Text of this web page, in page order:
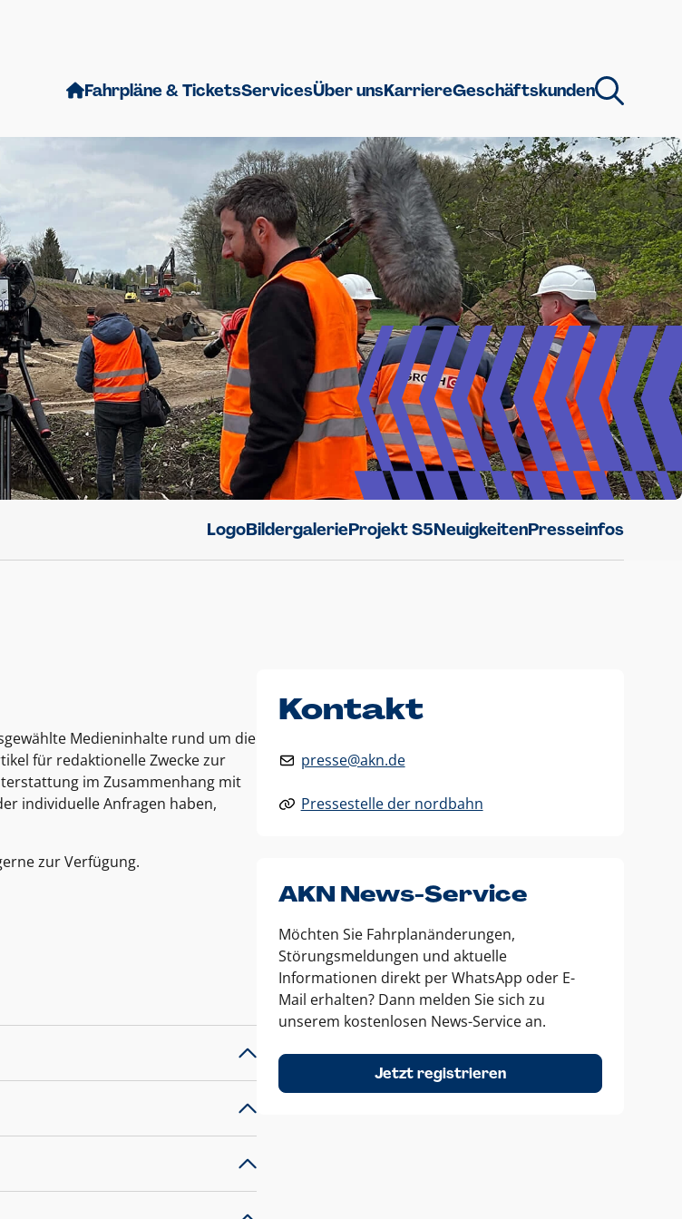
Fahrpläne & TicketsServicesÜber unsKarriereGeschäftskunden
LogoBildergalerieProjekt S5NeuigkeitenPresseinfos
Medieninhalte rund um die
für redaktionelle Zwecke zur
im Zusammenhang mit
individuelle Anfragen haben,
zur Verfügung.
Kontakt
presse@akn.de
Pressestelle der nordbahn
AKN News-Service
Möchten Sie Fahrplanänderungen,
Störungsmeldungen und aktuelle
Informationen direkt per WhatsApp oder E-
Mail erhalten? Dann melden Sie sich zu
unserem kostenlosen News-Service an.
Jetzt registrieren